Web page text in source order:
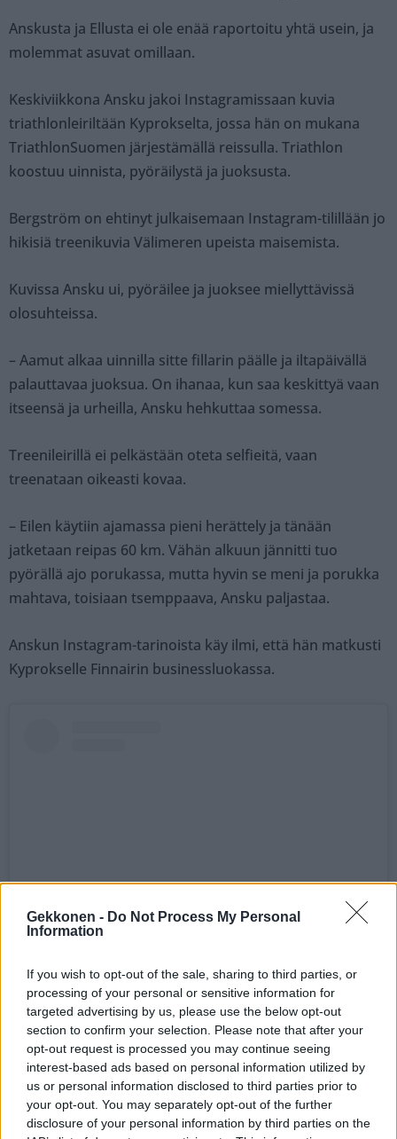
Gekkonen - Do Not Process My Personal
Information
If you wish to opt-out of the sale, sharing to third parties, or
processing of your personal or sensitive information for
targeted advertising by us, please use the below opt-out
section to confirm your selection. Please note that after your
opt-out request is processed you may continue seeing
interest-based ads based on personal information utilized by
us or personal information disclosed to third parties prior to
your opt-out. You may separately opt-out of the further
disclosure of your personal information by third parties on the
Anskusta ja Ellusta ei ole enää raportoitu yhtä usein, ja
molemmat asuvat omillaan.
Keskiviikkona Ansku jakoi Instagramissaan kuvia
triathlonleiriltään Kyprokselta, jossa hän on mukana
TriathlonSuomen järjestämällä reissulla. Triathlon
koostuu uinnista, pyöräilystä ja juoksusta.
Bergström on ehtinyt julkaisemaan Instagram-tilillään jo
hikisiä treenikuvia Välimeren upeista maisemista.
Kuvissa Ansku ui, pyöräilee ja juoksee miellyttävissä
olosuhteissa.
– Aamut alkaa uinnilla sitte fillarin päälle ja iltapäivällä
palauttavaa juoksua. On ihanaa, kun saa keskittyä vaan
itseensä ja urheilla, Ansku hehkuttaa somessa.
Treenileirillä ei pelkästään oteta selfieitä, vaan
treenataan oikeasti kovaa.
– Eilen käytiin ajamassa pieni herättely ja tänään
jatketaan reipas 60 km. Vähän alkuun jännitti tuo
pyörällä ajo porukassa, mutta hyvin se meni ja porukka
mahtava, toisiaan tsemppaava, Ansku paljastaa.
Anskun Instagram-tarinoista käy ilmi, että hän matkusti
Kyprokselle Finnairin businessluokassa.